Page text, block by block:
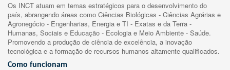
Os INCT atuam em temas estratégicos para o desenvolvimento do
país, abrangendo áreas como Ciências Biológicas - Ciências Agrárias e
Agronegócio - Engenharias, Energia e TI - Exatas e da Terra -
Humanas, Sociais e Educação - Ecologia e Meio Ambiente - Saúde.
Promovendo a produção de ciência de excelência, a inovação
tecnológica e a formação de recursos humanos altamente qualificados.
Como funcionam